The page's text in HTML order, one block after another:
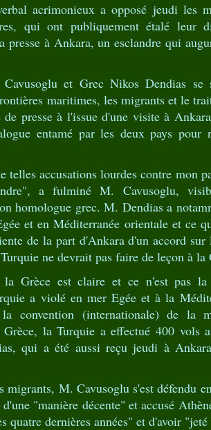
acrimonieux a opposé jeudi les
qui ont publiquement étalé leur
presse à Ankara, un esclandre qui
et Grec Nikos Dendias se
maritimes, les migrants et le
de presse à l'issue d'une visite à
entamé par les deux pays pour
telles accusations lourdes contre mon
a fulminé M. Cavusoglu,
homologue grec. M. Dendias a
et en Méditerranée orientale et ce
de la part d'Ankara d'un accord
ne devrait pas faire de leçon à
Grèce est claire et ce n'est pas la
a violé en mer Egée et à la
convention (internationale) de la
Grèce, la Turquie a effectué 400 vols
qui a été aussi reçu jeudi à
migrants, M. Cavusoglu s'est défendu
"manière décente" et accusé
quatre dernières années" et d'avoir